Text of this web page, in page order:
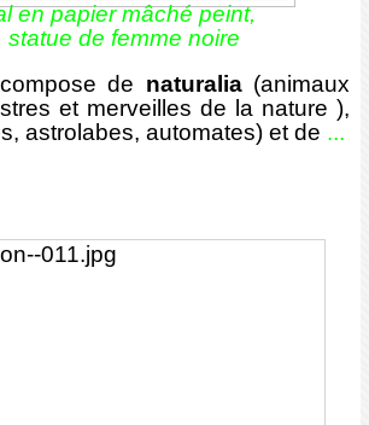
en papier mâché peint,
de femme noire
de naturalia(animaux
et merveilles de la nature ),
astrolabes, automates) et de ...